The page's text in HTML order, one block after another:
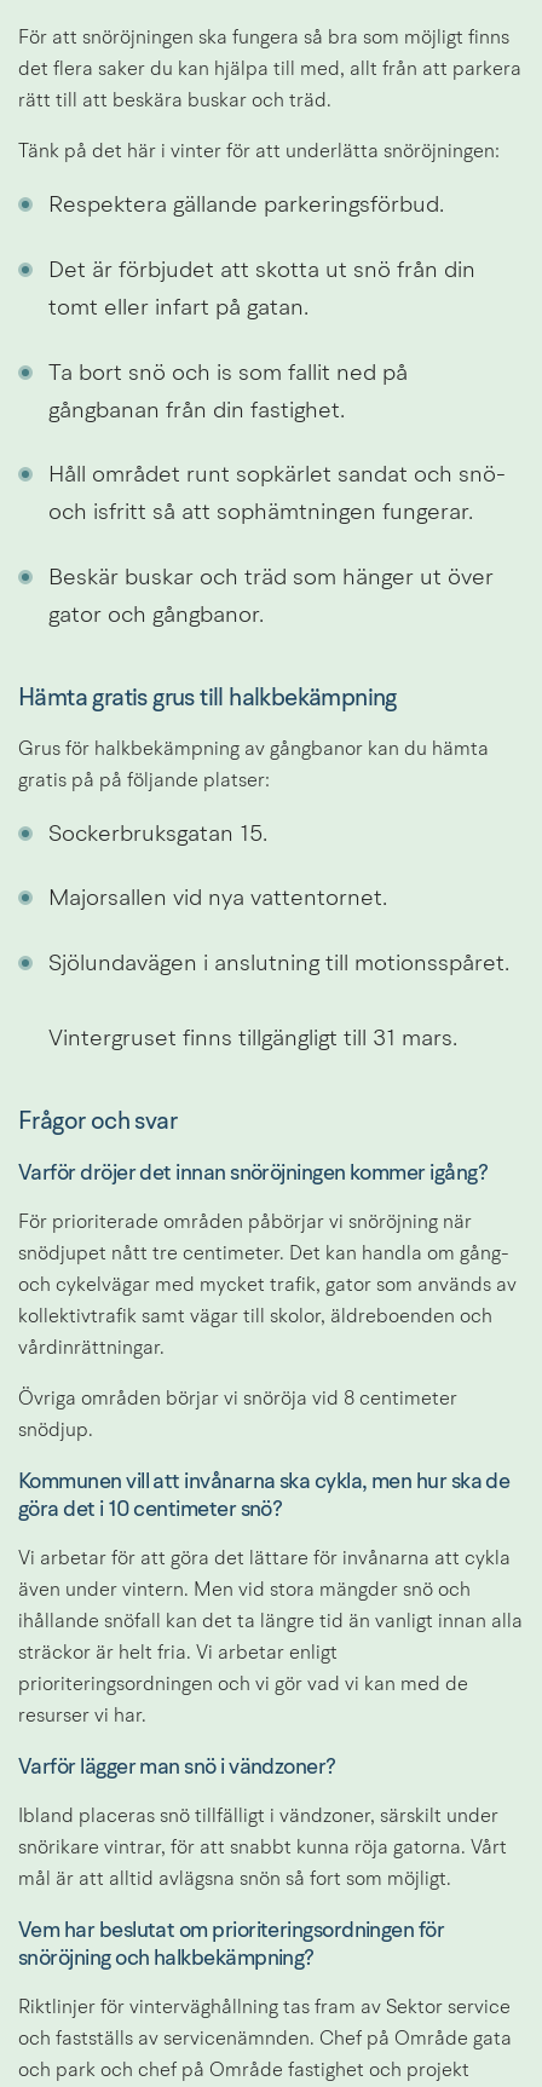
För att snöröjningen ska fungera så bra som möjligt finns
det flera saker du kan hjälpa till med, allt från att parkera
rätt till att beskära buskar och träd.
Tänk på det här i vinter för att underlätta snöröjningen:
Respektera gällande parkeringsförbud.
Det är förbjudet att skotta ut snö från din
tomt eller infart på gatan.
Ta bort snö och is som fallit ned på
gångbanan från din fastighet.
Håll området runt sopkärlet sandat och snö-
och isfritt så att sophämtningen fungerar.
Beskär buskar och träd som hänger ut över
gator och gångbanor.
Hämta gratis grus till halkbekämpning
Grus för halkbekämpning av gångbanor kan du hämta
gratis på på följande platser:
Sockerbruksgatan 15.
Majorsallen vid nya vattentornet.
Sjölundavägen i anslutning till motionsspåret.
Vintergruset finns tillgängligt till 31 mars.
Frågor och svar
Varför dröjer det innan snöröjningen kommer igång?
För prioriterade områden påbörjar vi snöröjning när
snödjupet nått tre centimeter. Det kan handla om gång-
och cykelvägar med mycket trafik, gator som används av
kollektivtrafik samt vägar till skolor, äldreboenden och
vårdinrättningar.
Övriga områden börjar vi snöröja vid 8 centimeter
snödjup.
Kommunen vill att invånarna ska cykla, men hur ska de
göra det i 10 centimeter snö?
Vi arbetar för att göra det lättare för invånarna att cykla
även under vintern. Men vid stora mängder snö och
ihållande snöfall kan det ta längre tid än vanligt innan alla
sträckor är helt fria. Vi arbetar enligt
prioriteringsordningen och vi gör vad vi kan med de
resurser vi har.
Varför lägger man snö i vändzoner?
Ibland placeras snö tillfälligt i vändzoner, särskilt under
snörikare vintrar, för att snabbt kunna röja gatorna. Vårt
mål är att alltid avlägsna snön så fort som möjligt.
Vem har beslutat om prioriteringsordningen för
snöröjning och halkbekämpning?
Riktlinjer för vinterväghållning tas fram av Sektor service
och fastställs av servicenämnden. Chef på Område gata
och park och chef på Område fastighet och projekt